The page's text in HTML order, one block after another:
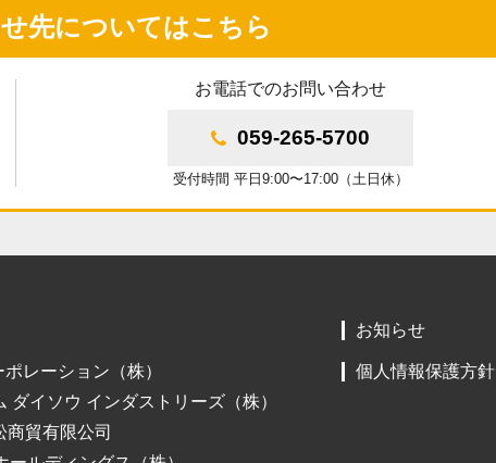
先についてはこちら
お電話でのお問い合わせ
059-265-5700
受付時間 平日9:00〜17:00（土日休）
レーション（株）
ダイソウ インダストリーズ（株）
商貿有限公司
お知らせ
個人情報保護方針